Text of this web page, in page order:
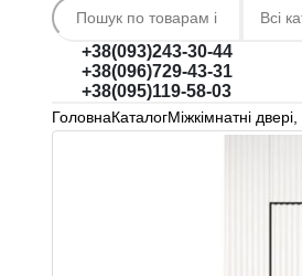
+38(093)243-30-44
+38(096)729-43-31
+38(095)119-58-03
ГоловнаКаталогМіжкімнатні двері